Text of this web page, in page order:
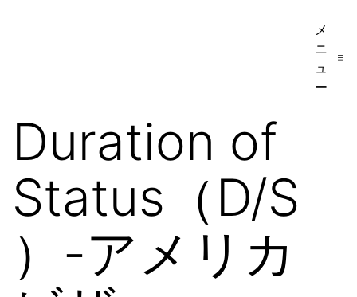
民・
ビ
ザ
手
続
メ
ニ
ュ
ー
Duration of
Status（D/S
）-アメリカ